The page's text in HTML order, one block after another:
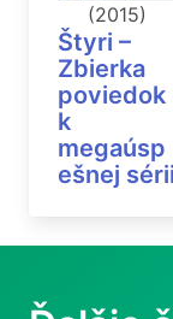
(2015)
Štyri –
Zbierka
poviedok
k
megaúsp
ešnej sérii